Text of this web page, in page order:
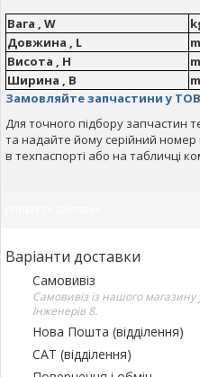
Вага , W
Довжина , L
Висота , H
Ширина , B
Замовляйте запчастини у
Для точного підбору
та надайте йому серійний
в техпаспорті або на табличці
Варіанти доставки
Самовивіз
Самовивіз із нашого
Інженерів 8.
Нова Пошта (відділення)
САТ (відділення)